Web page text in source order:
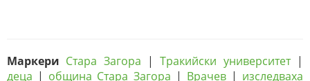
Маркери Стара Загора |Тракийски университет|
деца | община Стара Загора | Врачев| изследваха